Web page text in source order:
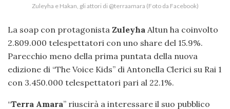
Zuleyha e Hakan, gli attori di @terraamara (Foto da Facebook)
La soap con protagonista Zuleyha Altun ha coinvolto
2.809.000 telespettatori con uno share del 15.9%.
Parecchio meno della prima puntata della nuova
edizione di “The Voice Kids” di Antonella Clerici su Rai 1
con 3.450.000 telespettatori pari al 22.1%.
“Terra Amara” riuscirà a interessare il suo pubblico